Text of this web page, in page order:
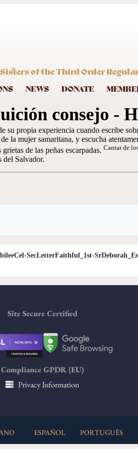
of the Third Order Regular
NEWS DONATE
consejo -
su propia experiencia cuando escribe
la mujer samaritana, y escucha
de las peñas escarpadas. Cantar de
del Salvador.
SecLetterFaithful_1st-
Site Secure Certified
Compliance GPDR (EU)
Privacy Information
ESPAÑOL PORTUGUÊS